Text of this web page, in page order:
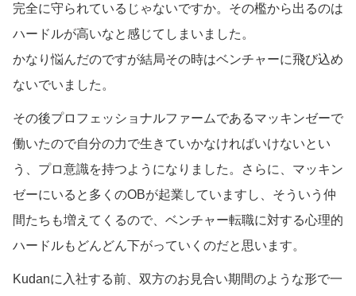
完全に守られているじゃないですか。その檻から出るのは
ハードルが高いなと感じてしまいました。
かなり悩んだのですが結局その時はベンチャーに飛び込め
ないでいました。
その後プロフェッショナルファームであるマッキンゼーで
働いたので自分の力で生きていかなければいけないとい
う、プロ意識を持つようになりました。さらに、マッキン
ゼーにいると多くのOBが起業していますし、そういう仲
間たちも増えてくるので、ベンチャー転職に対する心理的
ハードルもどんどん下がっていくのだと思います。
Kudanに入社する前、双方のお見合い期間のような形で一